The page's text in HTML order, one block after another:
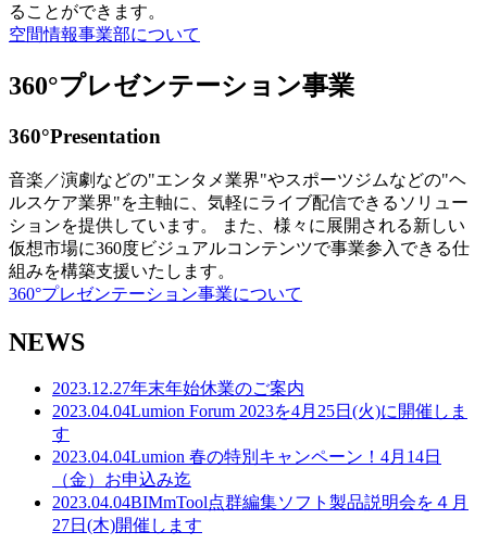
ることができます。
空間情報事業部について
360°プレゼンテーション事業
360°Presentation
音楽／演劇などの"エンタメ業界"やスポーツジムなどの"ヘ
ルスケア業界"を主軸に、気軽にライブ配信できるソリュー
ションを提供しています。 また、様々に展開される新しい
仮想市場に360度ビジュアルコンテンツで事業参入できる仕
組みを構築支援いたします。
360°プレゼンテーション事業について
NEWS
2023.12.27年末年始休業のご案内
2023.04.04Lumion Forum 2023を4月25日(火)に開催しま
す
2023.04.04Lumion 春の特別キャンペーン！4月14日
（金）お申込み迄
2023.04.04BIMmTool点群編集ソフト製品説明会を４月
27日(木)開催します